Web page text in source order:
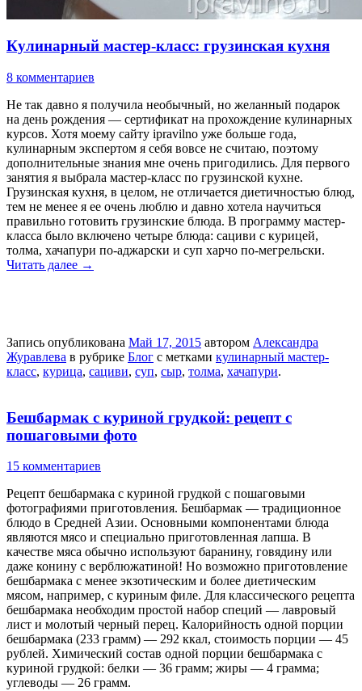
Кулинарный мастер-класс: грузинская кухня
8 комментариев
Не так давно я получила необычный, но желанный подарок
на день рождения — сертификат на прохождение кулинарных
курсов. Хотя моему сайту ipravilno уже больше года,
кулинарным экспертом я себя вовсе не считаю, поэтому
дополнительные знания мне очень пригодились. Для первого
занятия я выбрала мастер-класс по грузинской кухне.
Грузинская кухня, в целом, не отличается диетичностью блюд,
тем не менее я ее очень люблю и давно хотела научиться
правильно готовить грузинские блюда. В программу мастер-
класса было включено четыре блюда: сациви с курицей,
толма, хачапури по-аджарски и суп харчо по-мегрельски.
Читать далее →
Запись опубликована Май 17, 2015 автором Александра
Журавлева в рубрике Блог с метками кулинарный мастер-
класс, курица, сациви, суп, сыр, толма, хачапури.
Бешбармак с куриной грудкой: рецепт с
пошаговыми фото
15 комментариев
Рецепт бешбармака с куриной грудкой с пошаговыми
фотографиями приготовления. Бешбармак — традиционное
блюдо в Средней Азии. Основными компонентами блюда
являются мясо и специально приготовленная лапша. В
качестве мяса обычно используют баранину, говядину или
даже конину с верблюжатиной! Но возможно приготовление
бешбармака с менее экзотическим и более диетическим
мясом, например, с куриным филе. Для классического рецепта
бешбармака необходим простой набор специй — лавровый
лист и молотый черный перец. Калорийность одной порции
бешбармака (233 грамм) — 292 ккал, стоимость порции — 45
рублей. Химический состав одной порции бешбармака с
куриной грудкой: белки — 36 грамм; жиры — 4 грамма;
углеводы — 26 грамм.